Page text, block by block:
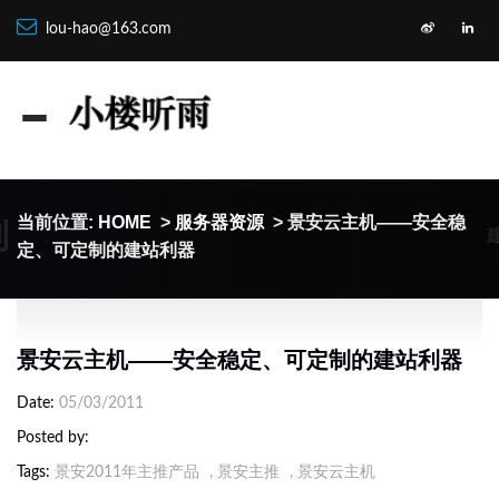
lou-hao@163.com
当前位置: HOME > 服务器资源 > 景安云主机——安全稳
定、可定制的建站利器
景安云主机——安全稳定、可定制的建站利器
Date 05/03/2011
Posted by
Tags 景安2011年主推产品 , 景安主推 , 景安云主机